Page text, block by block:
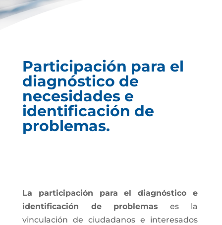
Participación para el
diagnóstico de
necesidades e
identificación de
problemas.
La participación para el diagnóstico e
identificación de problemas es la
vinculación de ciudadanos e interesados